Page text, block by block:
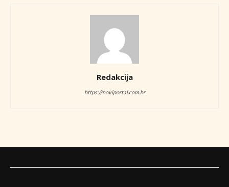
Redakcija
https://noviportal.com.hr